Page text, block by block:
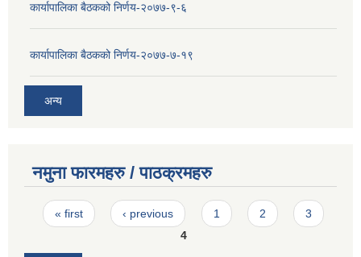
कार्यापालिका बैठकको निर्णय-२०७७-९-६
कार्यापालिका बैठकको निर्णय-२०७७-७-१९
अन्य
नमुना फारमहरु / पाठक्रमहरु
Pages
« first ‹ previous 1 2
3
4